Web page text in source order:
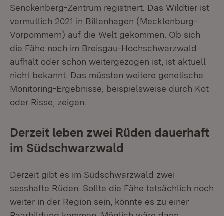
Senckenberg-Zentrum registriert. Das Wildtier ist
vermutlich 2021 in Billenhagen (Mecklenburg-
Vorpommern) auf die Welt gekommen. Ob sich
die Fähe noch im Breisgau-Hochschwarzwald
aufhält oder schon weitergezogen ist, ist aktuell
nicht bekannt. Das müssten weitere genetische
Monitoring-Ergebnisse, beispielsweise durch Kot
oder Risse, zeigen.
Derzeit leben zwei Rüden dauerhaft
im Südschwarzwald
Derzeit gibt es im Südschwarzwald zwei
sesshafte Rüden. Sollte die Fähe tatsächlich noch
weiter in der Region sein, könnte es zu einer